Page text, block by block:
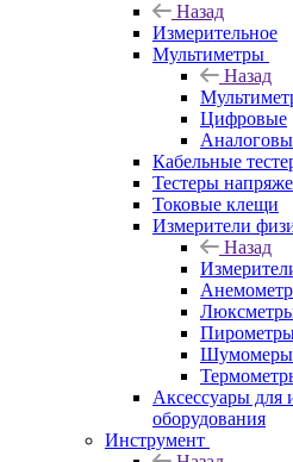
Назад
Измерительное
Мультиметры
Назад
Цифровые
Кабельные
Тестеры
Токовые клещи
Измерители
Назад
Шумомеры
Аксессуары для
оборудования
Инструмент